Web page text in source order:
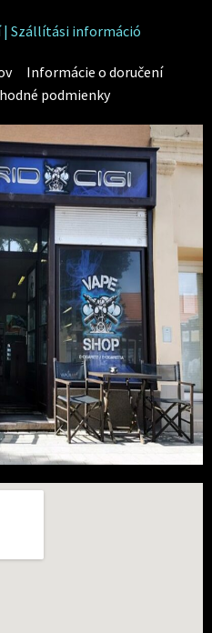
| Szállítási információ
Informácie o doručení
podmienky